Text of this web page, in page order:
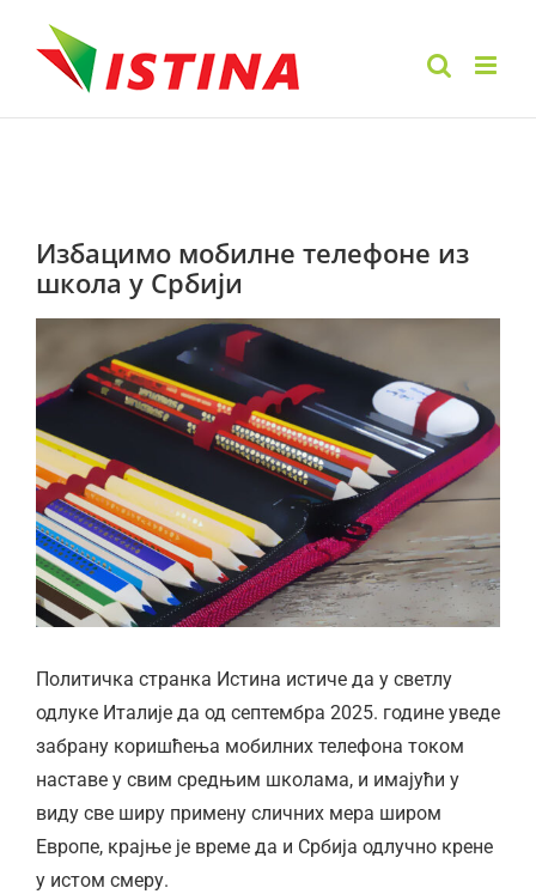
Избацимо мобилне телефоне из
школа у Србији
Larger
Image
Политичка странка Истина истиче да у светлу
одлуке Италије да од септембра 2025. године уведе
забрану коришћења мобилних телефона током
наставе у свим средњим школама, и имајући у
виду све ширу примену сличних мера широм
Европе, крајње је време да и Србија одлучно крене
у истом смеру.